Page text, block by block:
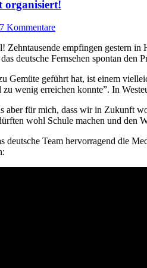
organisiert!
7 Kommentare
Zehntausende empfingen gestern in
deutsche Fernsehen spontan
Gemüte geführt hat, ist einem
zu wenig erreichen konnte”. In
aber für mich, dass wir in Zukunft
wohl Schule machen und den
deutsche Team hervorragend die